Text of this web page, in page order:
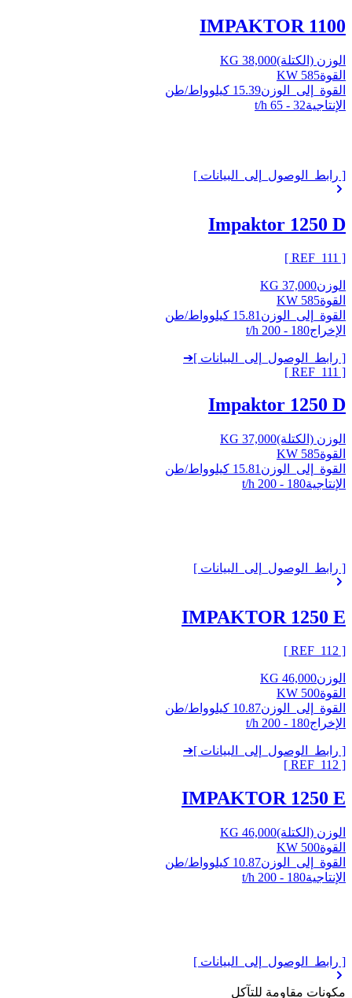
IMPAKTOR 1100
الوزن (الكتلة)38,000 KG
القوة585 KW
القوة_إلى_الوزن15.39 كيلوواط/طن
الإنتاجية32 - 65 t/h
[ رابط_الوصول_إلى_البيانات ]
Impaktor 1250 D
[ REF_
111
]
الوزن37,000 KG
القوة585 KW
القوة_إلى_الوزن 15.81 كيلوواط/طن
الإخراج180 - 200 t/h
[ رابط_الوصول_إلى_البيانات ]➔
[ REF_
111
]
Impaktor 1250 D
الوزن (الكتلة)37,000 KG
القوة585 KW
القوة_إلى_الوزن 15.81 كيلوواط/طن
الإنتاجية180 - 200 t/h
[ رابط_الوصول_إلى_البيانات ]
IMPAKTOR 1250 E
[ REF_
112
]
الوزن46,000 KG
القوة500 KW
القوة_إلى_الوزن10.87 كيلوواط/طن
الإخراج180 - 200 t/h
[ رابط_الوصول_إلى_البيانات ]➔
[ REF_
112
]
IMPAKTOR 1250 E
الوزن (الكتلة)46,000 KG
القوة500 KW
القوة_إلى_الوزن10.87 كيلوواط/طن
الإنتاجية180 - 200 t/h
[ رابط_الوصول_إلى_البيانات ]
مكونات مقاومة للتآكل